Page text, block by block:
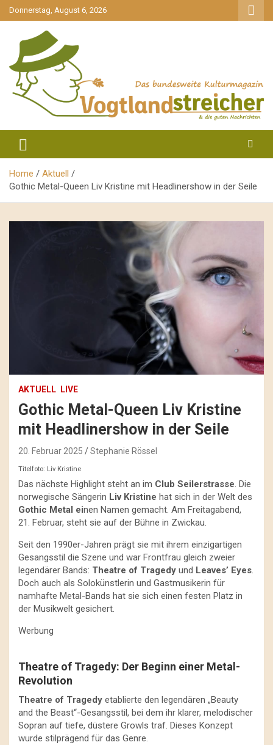
gehe
zum
Donnerstag, August 6, 2026
Vogtlandstreicher
Home
Aktuell
Gothic Metal-Queen Liv Kristine mit Headlinershow in der Seile
AKTUELL LIVE
Gothic Metal-Queen Liv Kristine
mit Headlinershow in der Seile
20. Februar 2025 Stephanie Rössel
Titelfoto: Liv Kristine
Das nächste Highlight steht an im Club Seilerstrasse. Die
norwegische Sängerin Liv Kristine hat sich in der Welt des
Gothic Metal einen Namen gemacht. Am Freitagabend,
21. Februar, steht sie auf der Bühne in Zwickau.
Seit den 1990er-Jahren prägt sie mit ihrem einzigartigen
Gesangsstil die Szene und war Frontfrau gleich zweier
legendärer Bands: Theatre of Tragedy und Leaves’ Eyes.
Doch auch als Solokünstlerin und Gastmusikerin für
namhafte Metal-Bands hat sie sich einen festen Platz in
der Musikwelt gesichert.
Werbung
Theatre of Tragedy: Der Beginn einer Metal-
Revolution
Theatre of Tragedy etablierte den legendären „Beauty
and the Beast“-Gesangsstil, bei dem ihr klarer, melodischer
Sopran auf tiefe, düstere Growls traf. Dieses Konzept
wurde stilprägend für das Genre.